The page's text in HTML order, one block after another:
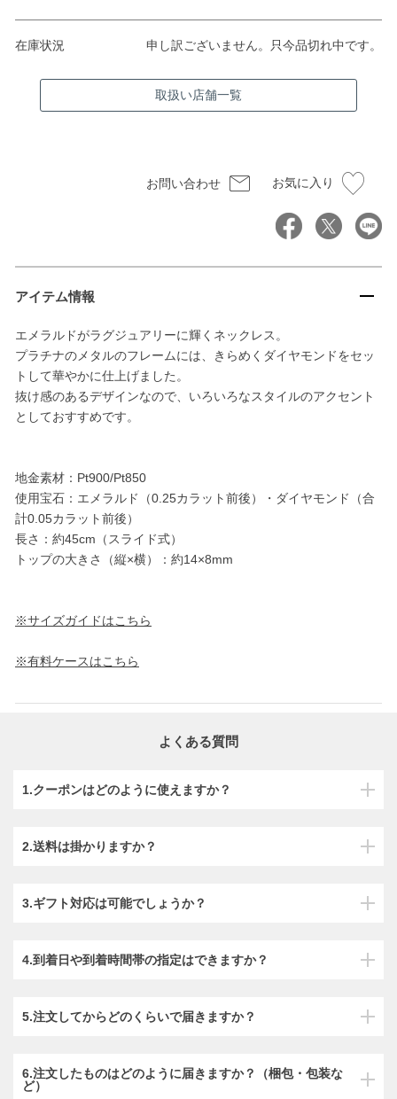
在庫状況 申し訳ございません。只今品切れ中です。
取扱い店舗一覧
お問い合わせ お気に入り
アイテム情報
エメラルドがラグジュアリーに輝くネックレス。
プラチナのメタルのフレームには、きらめくダイヤモンドをセッ
トして華やかに仕上げました。
抜け感のあるデザインなので、いろいろなスタイルのアクセント
としておすすめです。
地金素材：Pt900/Pt850
使用宝石：エメラルド（0.25カラット前後）・ダイヤモンド（合
計0.05カラット前後）
長さ：約45cm（スライド式）
トップの大きさ（縦×横）：約14×8mm
※サイズガイドはこちら
※有料ケースはこちら
よくある質問
1.クーポンはどのように使えますか？
2.送料は掛かりますか？
3.ギフト対応は可能でしょうか？
4.到着日や到着時間帯の指定はできますか？
5.注文してからどのくらいで届きますか？
6.注文したものはどのように届きますか？（梱包・包装な
ど）